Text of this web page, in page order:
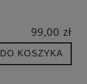
99,00 zł
DO KOSZYKA